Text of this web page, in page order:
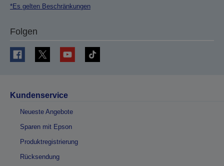
*Es gelten Beschränkungen
Folgen
Kundenservice
Neueste Angebote
Sparen mit Epson
Produktregistrierung
Rücksendung